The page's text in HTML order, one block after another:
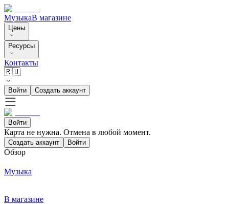
МузыкаВ магазине
Цены
Ресурсы
Контакты
🇷🇺
Войти Создать аккаунт
Войти
Карта не нужна. Отмена в любой момент.
Создать аккаунт Войти
Обзор
Музыка
В магазине